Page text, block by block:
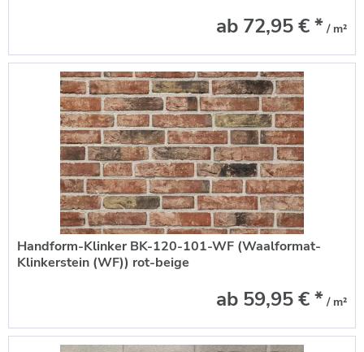
ab 72,95 € * / m²
Handform-Klinker BK-120-101-WF (Waalformat-
Klinkerstein (WF)) rot-beige
ab 59,95 € * / m²